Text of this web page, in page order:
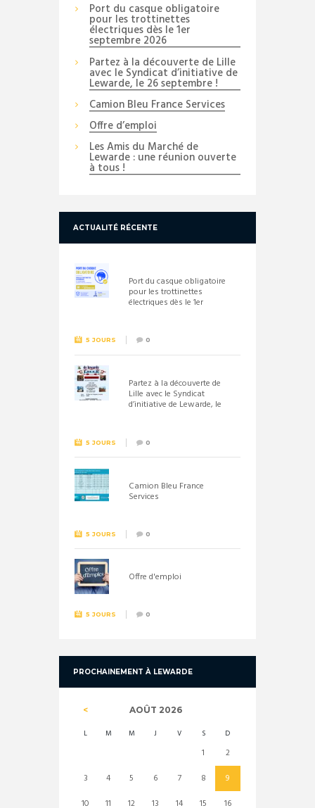
Port du casque obligatoire
pour les trottinettes
électriques dès le 1er
septembre 2026
Partez à la découverte de Lille
avec le Syndicat d’initiative de
Lewarde, le 26 septembre !
Camion Bleu France Services
Offre d’emploi
Les Amis du Marché de
Lewarde : une réunion ouverte
à tous !
ACTUALITÉ RÉCENTE
Port du casque obligatoire
pour les trottinettes
électriques dès le 1er
5 JOURS 0
Partez à la découverte de
Lille avec le Syndicat
d’initiative de Lewarde, le
5 JOURS 0
Camion Bleu France
Services
5 JOURS 0
Offre d'emploi
5 JOURS 0
PROCHAINEMENT À LEWARDE
AOÛT 2026
L M M J V S D
1
2
3
4 5 6 7 8
9
10
11 12 13 14 15 16